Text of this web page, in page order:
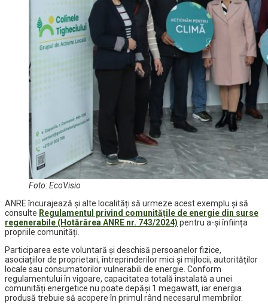
Foto: EcoVisio
ANRE încurajează și alte localități să urmeze acest exemplu și să
consulte Regulamentul privind comunitățile de energie din surse
regenerabile (Hotărârea ANRE nr. 743/2024) pentru a-și înființa
propriile comunități.
Participarea este voluntară și deschisă persoanelor fizice,
asociațiilor de proprietari, întreprinderilor mici și mijlocii, autorităților
locale sau consumatorilor vulnerabili de energie. Conform
regulamentului în vigoare, capacitatea totală instalată a unei
comunități energetice nu poate depăși 1 megawatt, iar energia
produsă trebuie să acopere în primul rând necesarul membrilor.